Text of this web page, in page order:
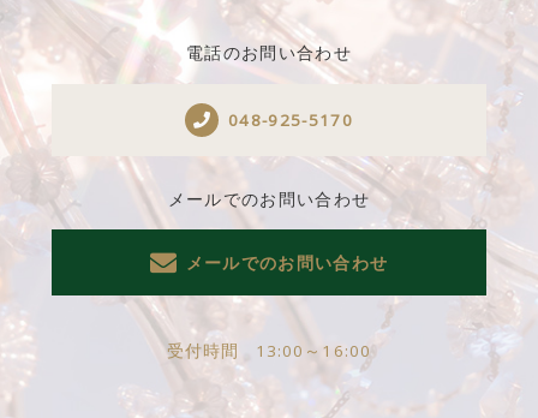
電話のお問い合わせ
048-925-5170
メールでのお問い合わせ
メールでのお問い合わせ
受付時間 13:00～16:00